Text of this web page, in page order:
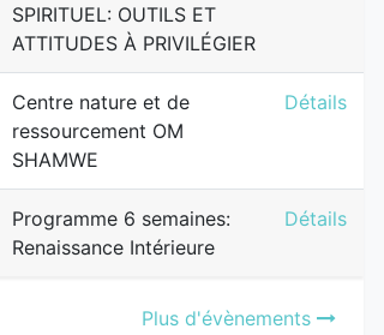
SPIRITUEL: OUTILS ET
ATTITUDES À PRIVILÉGIER
Centre nature et de
ressourcement OM
SHAMWE
Centre
Détails
Programme 6 semaines:
Renaissance Intérieure
Détails
Plus d'évènements